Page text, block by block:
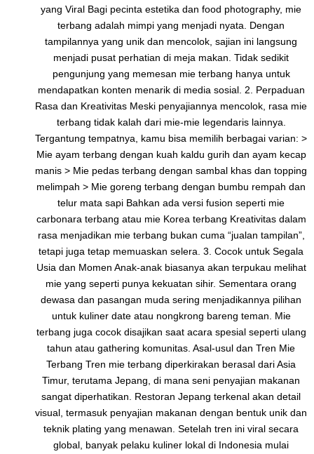
yang Viral Bagi pecinta estetika dan food photography, mie
terbang adalah mimpi yang menjadi nyata. Dengan
tampilannya yang unik dan mencolok, sajian ini langsung
menjadi pusat perhatian di meja makan. Tidak sedikit
pengunjung yang memesan mie terbang hanya untuk
mendapatkan konten menarik di media sosial. 2. Perpaduan
Rasa dan Kreativitas Meski penyajiannya mencolok, rasa mie
terbang tidak kalah dari mie-mie legendaris lainnya.
Tergantung tempatnya, kamu bisa memilih berbagai varian: >
Mie ayam terbang dengan kuah kaldu gurih dan ayam kecap
manis > Mie pedas terbang dengan sambal khas dan topping
melimpah > Mie goreng terbang dengan bumbu rempah dan
telur mata sapi Bahkan ada versi fusion seperti mie
carbonara terbang atau mie Korea terbang Kreativitas dalam
rasa menjadikan mie terbang bukan cuma “jualan tampilan”,
tetapi juga tetap memuaskan selera. 3. Cocok untuk Segala
Usia dan Momen Anak-anak biasanya akan terpukau melihat
mie yang seperti punya kekuatan sihir. Sementara orang
dewasa dan pasangan muda sering menjadikannya pilihan
untuk kuliner date atau nongkrong bareng teman. Mie
terbang juga cocok disajikan saat acara spesial seperti ulang
tahun atau gathering komunitas. Asal-usul dan Tren Mie
Terbang Tren mie terbang diperkirakan berasal dari Asia
Timur, terutama Jepang, di mana seni penyajian makanan
sangat diperhatikan. Restoran Jepang terkenal akan detail
visual, termasuk penyajian makanan dengan bentuk unik dan
teknik plating yang menawan. Setelah tren ini viral secara
global, banyak pelaku kuliner lokal di Indonesia mulai